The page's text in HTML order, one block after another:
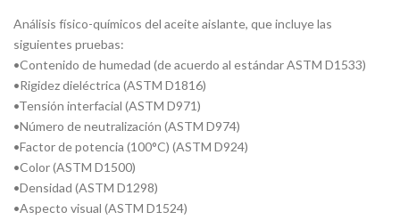
Análisis físico-químicos del aceite aislante, que incluye las
siguientes pruebas:
•Contenido de humedad (de acuerdo al estándar ASTM D1533)
•Rigidez dieléctrica (ASTM D1816)
•Tensión interfacial (ASTM D971)
•Número de neutralización (ASTM D974)
•Factor de potencia (100°C) (ASTM D924)
•Color (ASTM D1500)
•Densidad (ASTM D1298)
•Aspecto visual (ASTM D1524)